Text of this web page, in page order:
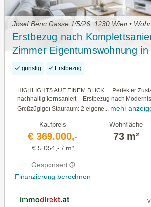
Josef Benc Gasse 1/5/26, 1230 Wien •
Erstbezug nach
Zimmer Eigentumswohnung
in 1230 Wien! Provisionsfrei!
günstig Erstbezug
HIGHLIGHTS AUF EINEM BLICK: + Perfekter
nachhaltig kernsaniert – Erstbezug nach
Großzügiger Stauraum: 2 eigene... mehr
Kaufpreis
€ 369.000,-
€ 5.054,- / m²
Gesponsert
Finanzierung berechnen
Wohnfläche
73 m²